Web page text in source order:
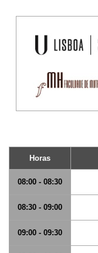
Horas
08:00 - 08:30
08:30 - 09:00
09:00 - 09:30